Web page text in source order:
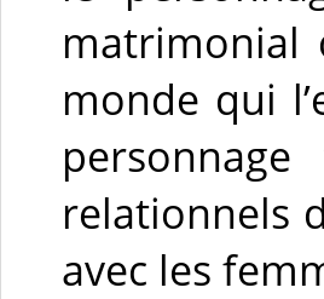
matrimonial
monde qui
relationnels
avec les